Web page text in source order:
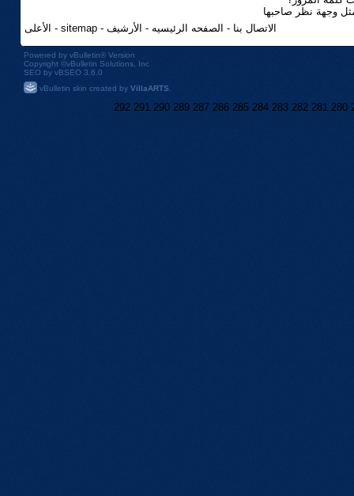
وجهة نظر صاحبها
الاتصال بنا - الصفحه الرئيسيه - الأرشيف -
sitemap
- الأعلى
Powered by vBulletin®Version
Copyright ©vBulletin Solutions, Inc
SEO by vBSEO 3.6.0
vBulletin skin created by VillaARTS
280
281
282
283
284
285
286
287
289
290
291
292